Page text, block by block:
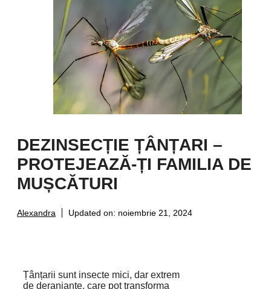
DEZINSECȚIE ȚÂNȚARI –
PROTEJEAZĂ-ȚI FAMILIA DE
MUȘCĂTURI
Alexandra Updated on: noiembrie 21, 2024
Țânțarii sunt insecte mici, dar extrem
de deranjante, care pot transforma